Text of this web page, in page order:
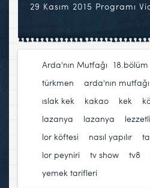
29 Kasım 2015 Programı
Arda'nın Mutfağı 18.bölüm
türkmen
arda'nın mutfağı
ıslak kek
kakao kek
lazanya
lazanya lezzetli
lor köftesi
nasıl yapılır
lor peyniri
tv show tv8
yemek tarifleri